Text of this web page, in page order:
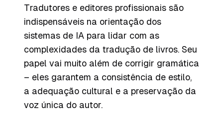
Tradutores e editores profissionais são
indispensáveis na orientação dos
sistemas de IA para lidar com as
complexidades da tradução de livros. Seu
papel vai muito além de corrigir gramática
– eles garantem a consistência de estilo,
a adequação cultural e a preservação da
voz única do autor.